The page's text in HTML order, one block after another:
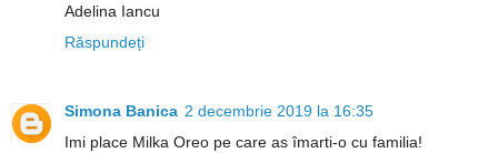
Adelina Iancu
Răspundeți
Simona Banica 2 decembrie 2019 la 16:35
Imi place Milka Oreo pe care as îmarti-o cu familia!